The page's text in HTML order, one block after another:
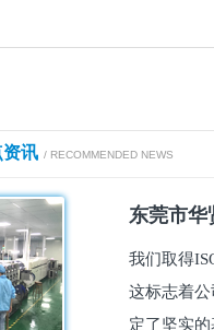
讯 / RECOMMENDED NEWS
东莞市华
我们取得
这标志着
定了坚实